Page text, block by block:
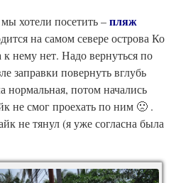
хотели посетить –пляж
на самом севере острова Ко
нему нет. Надо вернуться по
заправки повернуть вглубь
нормальная, потом начались
не смог проехать по ним 🙁 .
не тянул (я уже согласна была